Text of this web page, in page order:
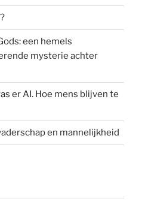
een hemels
mysterie achter
er AI. Hoe mens blijven te
en mannelijkheid